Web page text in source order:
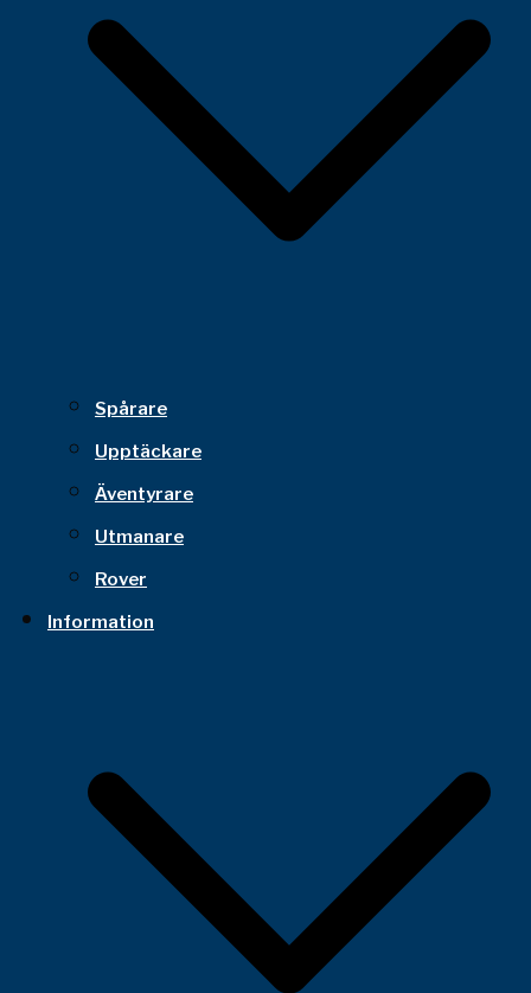
Spårare
Upptäckare
Äventyrare
Utmanare
Rover
Information